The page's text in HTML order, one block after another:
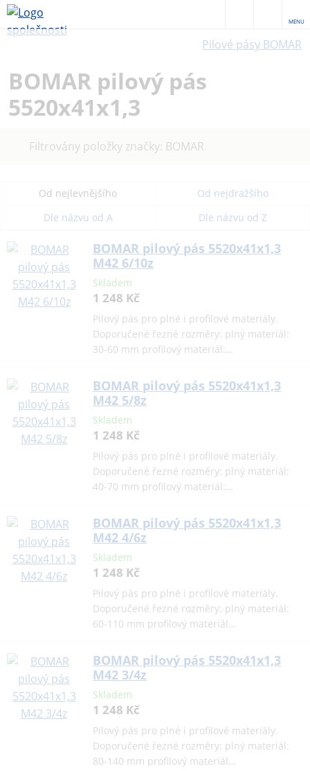
MENU
Pilové pásy BOMAR
BOMAR pilový pás
5520x41x1,3
Filtrovány položky značky: BOMAR
Od nejlevnějšího
Od nejdražšího
Dle názvu od A
Dle názvu od Z
BOMAR pilový pás 5520x41x1,3
M42 6/10z
Skladem
1 248 Kč
Pilový pás pro plné i profilové materiály.
Doporučené řezné rozměry: plný materiál:
30-60 mm profilový materiál:…
BOMAR pilový pás 5520x41x1,3
M42 5/8z
Skladem
1 248 Kč
Pilový pás pro plné i profilové materiály.
Doporučené řezné rozměry: plný materiál:
40-70 mm profilový materiál:…
BOMAR pilový pás 5520x41x1,3
M42 4/6z
Skladem
1 248 Kč
Pilový pás pro plné i profilové materiály.
Doporučené řezné rozměry: plný materiál:
60-110 mm profilový materiál…
BOMAR pilový pás 5520x41x1,3
M42 3/4z
Skladem
1 248 Kč
Pilový pás pro plné i profilové materiály.
Doporučené řezné rozměry: plný materiál:
80-140 mm profilový materiál…